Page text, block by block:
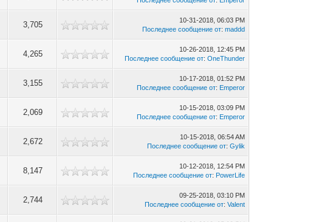
3,705
10-31-2018, 06:03 PM
Последнее сообщение от:maddd
4,265
10-26-2018, 12:45 PM
Последнее сообщение от:OneThunder
3,155
10-17-2018, 01:52 PM
Последнее сообщение от: Emperor
2,069
10-15-2018, 03:09 PM
Последнее сообщение от: Emperor
2,672
10-15-2018, 06:54 AM
Последнее сообщение от:Gylik
8,147
10-12-2018, 12:54 PM
Последнее сообщение от: PowerLife
2,744
09-25-2018, 03:10 PM
Последнее сообщение от:Valent